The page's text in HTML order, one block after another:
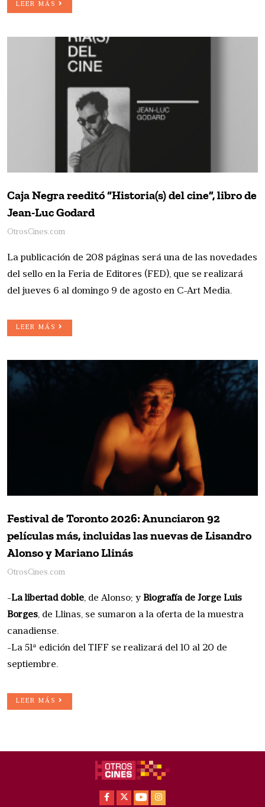
LEER MÁS
Caja Negra reeditó “Historia(s) del cine”, libro de
Jean-Luc Godard
OtrosCines.com
La publicación de 208 páginas será una de las novedades
del sello en la Feria de Editores (FED), que se realizará
del jueves 6 al domingo 9 de agosto en C-Art Media.
LEER MÁS
Festival de Toronto 2026: Anunciaron 92
películas más, incluidas las nuevas de Lisandro
Alonso y Mariano Llinás
OtrosCines.com
-La libertad doble, de Alonso; y Biografía de Jorge Luis
Borges, de Llinas, se sumaron a la oferta de la muestra
canadiense.
-La 51ª edición del TIFF se realizará del 10 al 20 de
septiembre.
LEER MÁS
Facebook
X YoutubeInstagram